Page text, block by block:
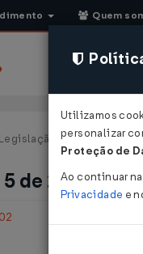
Quem
Legislação Federal
5 de 28/06/
Utilizamos
personalizar
Proteção de
Ao continuar
Privacidade e